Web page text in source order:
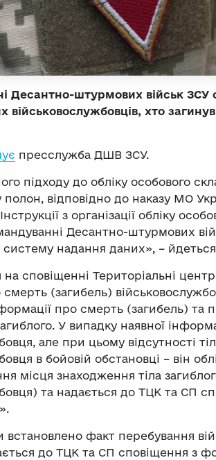
Десантно-штурмових військ ЗСУ
військовослужбовців, хто
пресслужба ДШВ ЗСУ.
підходу до обліку особового
відповідно до наказу МО
з організації обліку
Десантно-штурмових
систему надання даних», –
на сповіщенні Територіальні
(загибель)
про смерть (загибель)
У випадку наявної
але при цьому відсутності
в бойовій обстановці – він
місця знаходження тіла
та надається до ТЦК та СП
встановлено факт перебування
до ТЦК та СП сповіщення з